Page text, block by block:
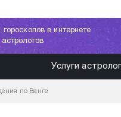
в интернете
Услуги
по Ванге